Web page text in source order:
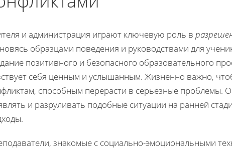
и администрация играют ключевую роль в
образцами поведения и руководствами для
позитивного и безопасного образовательного
себя ценным и услышанным. Жизненно важно,
способным перерасти в серьезные проблемы.
и разруливать подобные ситуации на ранней
знакомые с социально-эмоциональными